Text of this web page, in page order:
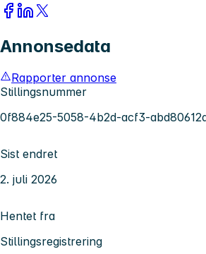
Annonsedata
Rapporter annonse
Stillingsnummer
0f884e25-5058-4b2d-acf3-
Sist endret
2. juli 2026
Hentet fra
Stillingsregistrering